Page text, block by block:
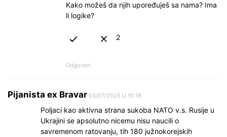
Kako možeš da njih upoređuješ sa nama? Ima
li logike?
2
Odgovori
Pijanista ex Bravar 03/07/2025 U 10:18
Poljaci kao aktivna strana sukoba NATO v.s. Rusije u
Ukrajini se apsolutno nicemu nisu naucili o
savremenom ratovanju, tih 180 južnokorejskih